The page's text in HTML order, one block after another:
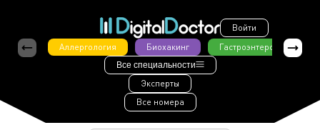
Войти
Аллергология
Биохакинг Гастроэнтерология
Все специальности
Эксперты
Все номера